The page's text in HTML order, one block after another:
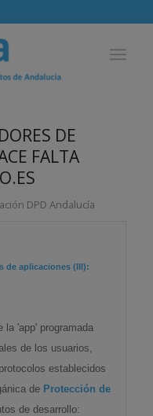
DE
FALTA
DPD Andalucía
de aplicaciones (III):
la 'app' programada
de los usuarios,
establecidos
de Protección de
de desarrollo: